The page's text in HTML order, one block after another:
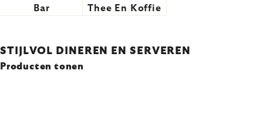
Bar Thee En Koffie
STIJLVOL DINEREN EN SERVEREN
Producten tonen